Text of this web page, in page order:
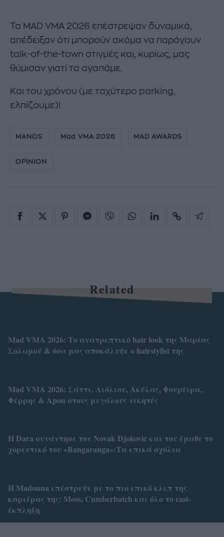
Τα MAD VMA 2026 επέστρεψαν δυναμικά,
απέδειξαν ότι μπορούν ακόμα να παράγουν
talk-of-the-town στιγμές και, κυρίως, μας
θύμισαν γιατί τα αγαπάμε.
Και του χρόνου (με ταχύτερο parking,
ελπίζουμε)!
MANOS Mad VMA 2026 MAD AWARDS
OPINION
Related
Mad VMA 2026: Το ανατρεπτικό hair look της Μαρίας
Σολωμού & όσα μας αποκάλυψε ο hairstylist της
Mad VMA 2026: Σάττι, Λιόλιου, Ακύλας, Φουρέιρα,
Φέρρης & Apon στους μεγάλους νικητές
Η Dara συνάντησε τον Novak Djokovic και του έμαθε το
χορευτικό του «Bangaranga»:Τα επικά σχόλια
Η Madonna επέστρεψε με το πιο επικό κλιπ της
καριέρας της: Moss, Cumberbatch και όλο το cast-
έκπληξη